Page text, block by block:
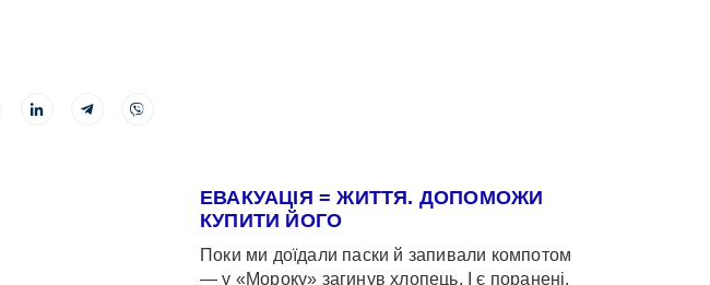
ЕВАКУАЦІЯ = ЖИТТЯ. ДОПОМОЖИ
КУПИТИ ЙОГО
Поки ми доїдали паски й запивали компотом
— у «Мороку» загинув хлопець. І є поранені.